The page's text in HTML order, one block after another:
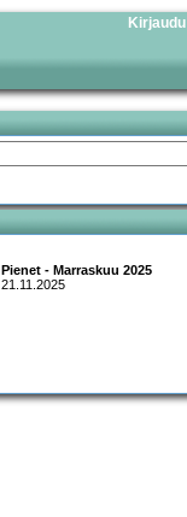
Kirjaudu
Pienet - Marraskuu 2025
21.11.2025